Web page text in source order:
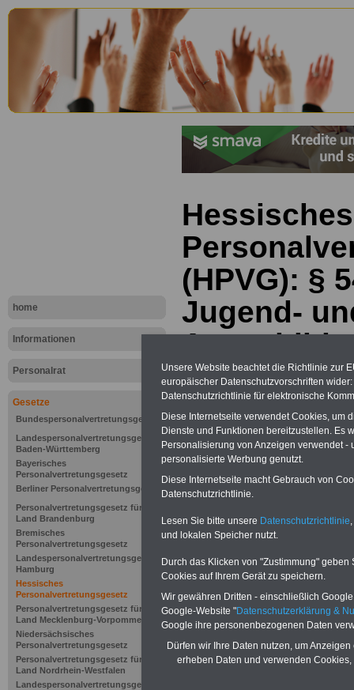
home
Informationen
Personalrat
Gesetze
Bundespersonalvertretungsgesetz
Landespersonalvertretungsgesetz
Baden-Württemberg
Bayerisches
Personalvertretungsgesetz
Berliner Personalvertretungsgesetz
Personalvertretungsgesetz für das
Land Brandenburg
Bremisches
Personalvertretungsgesetz
Landespersonalvertretungsgesetz
Hamburg
Hessisches
Personalvertretungsgesetz
Personalvertretungsgesetz für das
Land Mecklenburg-Vorpommern
Niedersächsisches
Personalvertretungsgesetz
Personalvertretungsgesetz für das
Land Nordrhein-Westfalen
Landespersonalvertretungsgesetz
Hessisches
(HPVG): §
Jugend-
Zur Übersicht
Unsere Website beachtet die Richtlinie zur
europäischer Datenschutzvorschriften
Datenschutzrichtlinie für elektronische
Diese Internetseite verwendet Cookies, um
Dienste und Funktionen bereitzustellen. Es
Personalisierung von Anzeigen verwendet
personalisierte Werbung genutzt.
Diese Internetseite macht Gebrauch von
Datenschutzrichtlinie.
Lesen Sie bitte unsere Datenschutzrichtlinie
und lokalen Speicher nutzt.
Durch das Klicken von "Zustimmung"
Cookies auf Ihrem Gerät zu speichern.
Wir gewähren Dritten - einschließlich
Google-Website "Datenschutzerklärung &
Google ihre personenbezogenen Daten
Dürfen wir Ihre Daten nutzen, um
erheben Daten und verwenden